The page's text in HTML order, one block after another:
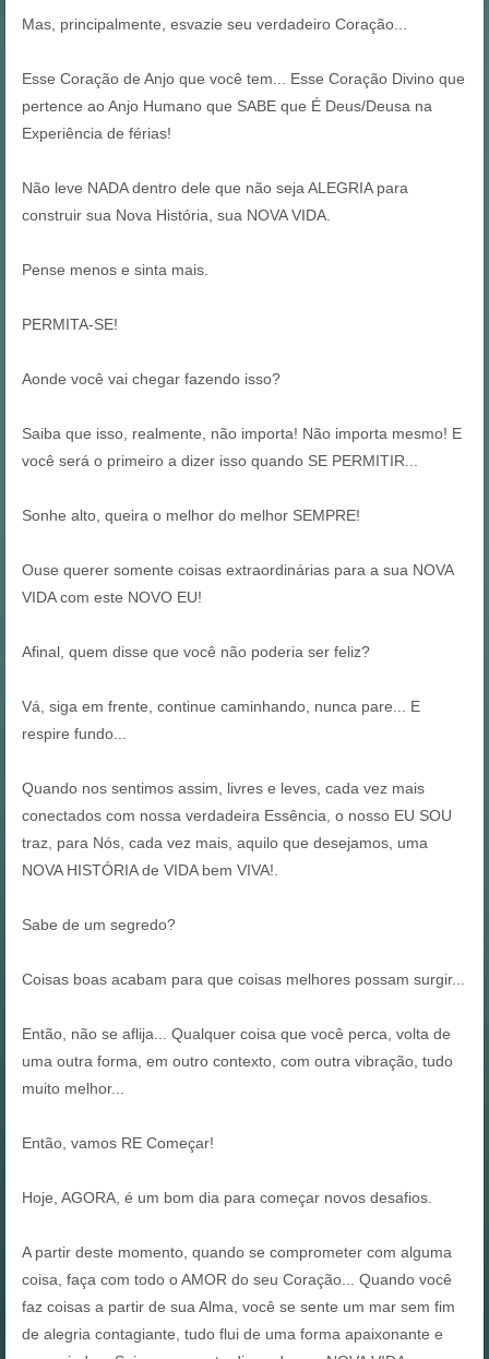
Mas, principalmente, esvazie seu verdadeiro Coração...
Esse Coração de Anjo que você tem... Esse Coração Divino que
pertence ao Anjo Humano que SABE que É Deus/Deusa na
Experiência de férias!
Não leve NADA dentro dele que não seja ALEGRIA para
construir sua Nova História, sua NOVA VIDA.
Pense menos e sinta mais.
PERMITA-SE!
Aonde você vai chegar fazendo isso?
Saiba que isso, realmente, não importa! Não importa mesmo! E
você será o primeiro a dizer isso quando SE PERMITIR...
Sonhe alto, queira o melhor do melhor SEMPRE!
Ouse querer somente coisas extraordinárias para a sua NOVA
VIDA com este NOVO EU!
Afinal, quem disse que você não poderia ser feliz?
Vá, siga em frente, continue caminhando, nunca pare... E
respire fundo...
Quando nos sentimos assim, livres e leves, cada vez mais
conectados com nossa verdadeira Essência, o nosso EU SOU
traz, para Nós, cada vez mais, aquilo que desejamos, uma
NOVA HISTÓRIA de VIDA bem VIVA!.
Sabe de um segredo?
Coisas boas acabam para que coisas melhores possam surgir...
Então, não se aflija... Qualquer coisa que você perca, volta de
uma outra forma, em outro contexto, com outra vibração, tudo
muito melhor...
Então, vamos RE Começar!
Hoje, AGORA, é um bom dia para começar novos desafios.
A partir deste momento, quando se comprometer com alguma
coisa, faça com todo o AMOR do seu Coração... Quando você
faz coisas a partir de sua Alma, você se sente um mar sem fim
de alegria contagiante, tudo flui de uma forma apaixonante e